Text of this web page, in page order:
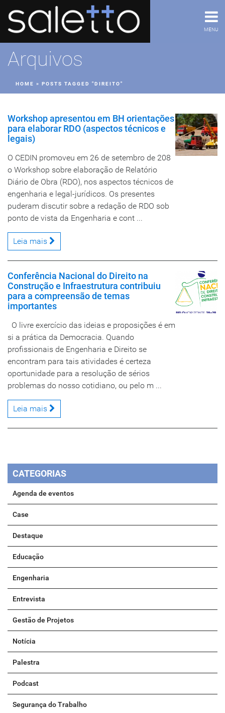
MENU
Arquivos
HOME » POSTS TAGGED "DIREITO"
Workshop apresentou em BH orientações
para elaborar RDO (aspectos técnicos e
legais)
O CEDIN promoveu em 26 de setembro de 208
o Workshop sobre elaboração de Relatório
Diário de Obra (RDO), nos aspectos técnicos de
engenharia e legal-jurídicos. Os presentes
puderam discutir sobre a redação de RDO sob
ponto de vista da Engenharia e cont ...
Leia mais
Conferência Nacional do Direito na
Construção e Infraestrutura contribuiu
para a compreensão de temas
importantes
O livre exercício das ideias e proposições é em
si a prática da Democracia. Quando
profissionais de Engenharia e Direito se
encontram para tais atividades é certeza
oportunidade para a resolução de sérios
problemas do nosso cotidiano, ou pelo m ...
Leia mais
CATEGORIAS
Agenda de eventos
Case
Destaque
Educação
Engenharia
Entrevista
Gestão de Projetos
Notícia
Palestra
Podcast
Segurança do Trabalho